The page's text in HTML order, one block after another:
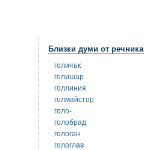
Близки думи от речника
голичък
голишар
голлиния
голмайстор
голо-
голобрад
гологан
гологлав